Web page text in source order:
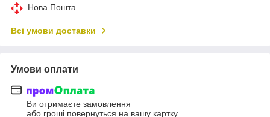
Нова Пошта
Всі умови доставки
Умови оплати
Ви отримаєте замовлення
або гроші повернуться на вашу картку